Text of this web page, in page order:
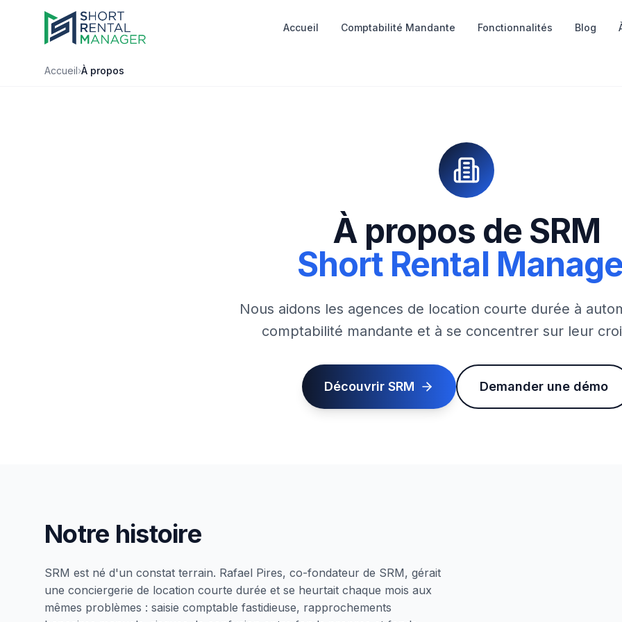
Accueil Comptabilité Mandante Fonctionnalités Blog
Accueil›À propos
À propos de SRM
Short Rental
Nous aidons les agences de location courte durée à
comptabilité mandante et à se concentrer sur leur
Découvrir SRM Demander une démo
Notre histoire
SRM est né d'un constat terrain. Rafael Pires, co-fondateur de SRM, gérait
une conciergerie de location courte durée et se heurtait chaque mois aux
mêmes problèmes : saisie comptable fastidieuse, rapprochements